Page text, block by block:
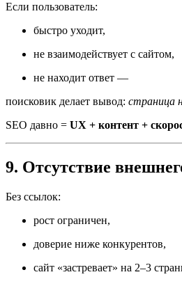
Если пользователь:
быстро уходит,
не взаимодействует с сайтом,
не находит ответ —
поисковик делает вывод: страница
SEO давно = UX + контент +
9. Отсутствие
Без ссылок:
рост ограничен,
доверие ниже конкурентов,
сайт «застревает» на 2–3